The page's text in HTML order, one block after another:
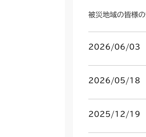
被災地域の皆様
2026/06/03
2026/05/18
2025/12/19